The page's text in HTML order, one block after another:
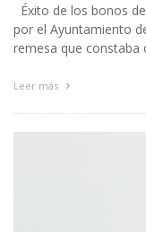
Éxito de los bonos
por el Ayuntamiento
remesa que constaba
Leer más